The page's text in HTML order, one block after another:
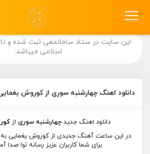
این سایت در ستاد ساماندهی ثبت شده و
اسلامی میباشد.
دانلود اهنگ چهارشنبه سوری از کوروش
دانلود اهنگ جدیدچهارشنبه سوری از
در این ساعت آهنگ جدیدی از کوروش یغمایی
برای شما کاربران عزیز رسانه نوا صدا